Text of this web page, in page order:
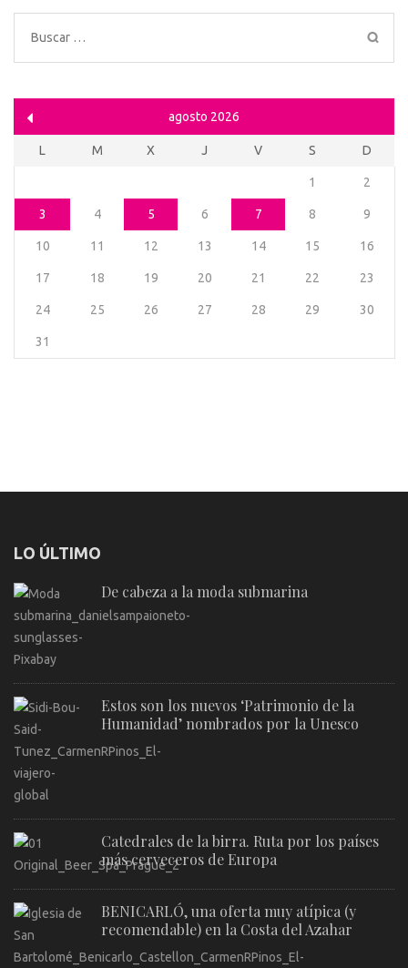
Buscar:
agosto 2026
L M X J V S D
1 2
3 4 5 6 7 8 9
10 11 12 13 14 15 16
17 18 19 20 21 22 23
24 25 26 27 28 29 30
31
LO ÚLTIMO
De cabeza a la moda submarina
Estos son los nuevos ‘Patrimonio de la
Humanidad’ nombrados por la Unesco
Catedrales de la birra. Ruta por los países
más cerveceros de Europa
BENICARLÓ, una oferta muy atípica (y
recomendable) en la Costa del Azahar